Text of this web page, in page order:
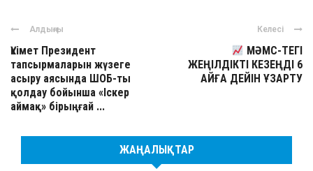
Алдыңғы
Үкімет Президент
тапсырмаларын жүзеге
асыру аясында ШОБ-ты
қолдау бойынша «Іскер
аймақ» бірыңғай ...
Келесі
МӘМС-ТЕГІ
ЖЕҢІЛДІКТІ КЕЗЕҢДІ 6
АЙҒА ДЕЙІН ҰЗАРТУ
ЖАҢАЛЫҚТАР